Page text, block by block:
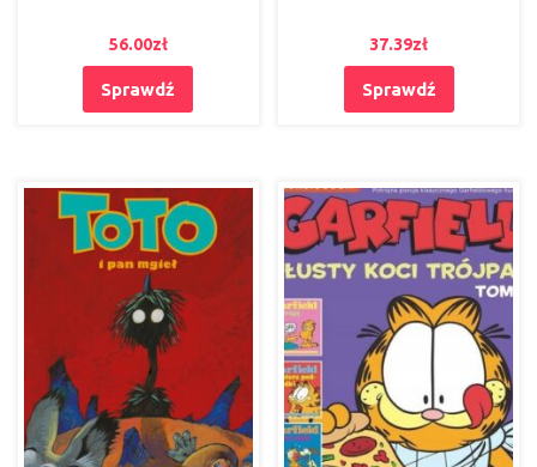
56.00zł
Sprawdź
37.39zł
Sprawdź